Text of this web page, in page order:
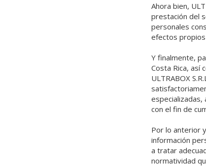
Ahora bien,
prestación del
personales
efectos propios
Y finalmente,
Costa Rica, así
ULTRABOX
especializadas,
con el fin de
Por lo anterior
información
a tratar
normatividad